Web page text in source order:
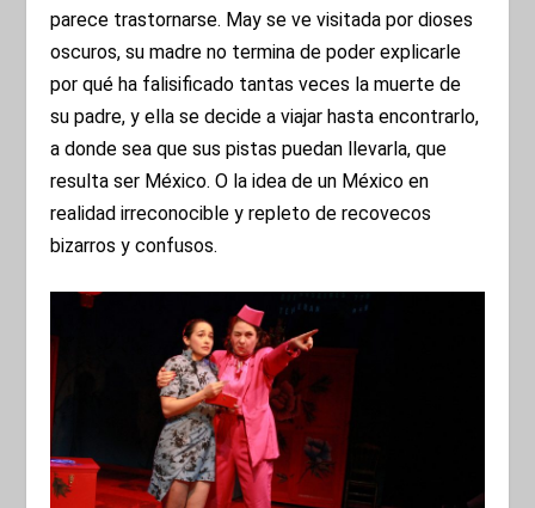
parece trastornarse. May se ve visitada por dioses
oscuros, su madre no termina de poder explicarle
por qué ha falisificado tantas veces la muerte de
su padre, y ella se decide a viajar hasta encontrarlo,
a donde sea que sus pistas puedan llevarla, que
resulta ser México. O la idea de un México en
realidad irreconocible y repleto de recovecos
bizarros y confusos.